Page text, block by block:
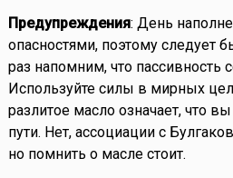
Предупреждения: День
опасностями, поэтому следует
раз напомним, что пассивность
Используйте силы в мирных
разлитое масло означает, что
пути. Нет, ассоциации с
но помнить о масле стоит.